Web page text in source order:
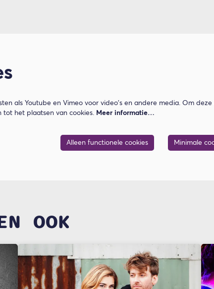
als Youtube en Vimeo voor video's en andere media. Om
tot het plaatsen van cookies.
Meer informatie…
Alleen functionele cookies Minimale
OOK